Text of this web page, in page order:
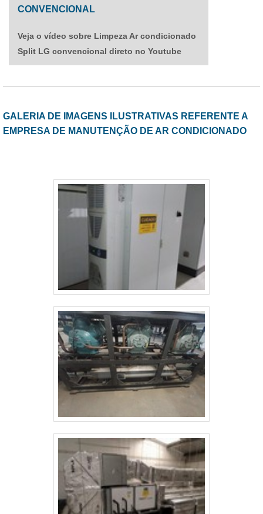
CONVENCIONAL
Veja o vídeo sobre Limpeza Ar condicionado
Split LG convencional direto no Youtube
GALERIA DE IMAGENS ILUSTRATIVAS REFERENTE A
EMPRESA DE MANUTENÇÃO DE AR CONDICIONADO